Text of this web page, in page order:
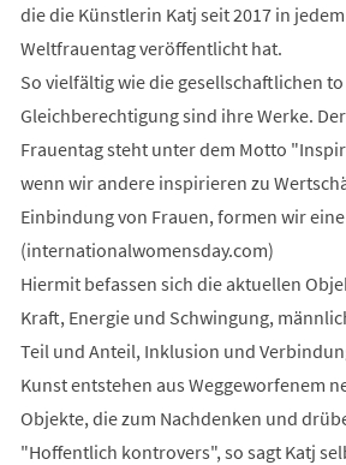
die die Künstlerin Katj seit 2017 in
Weltfrauentag veröffentlicht hat.
So vielfältig wie die gesellschaftlichen
Gleichberechtigung sind ihre Werke.
Frauentag steht unter dem Motto
wenn wir andere inspirieren zu
Einbindung von Frauen, formen wir
(internationalwomensday.com)
Hiermit befassen sich die aktuellen
Kraft, Energie und Schwingung,
Teil und Anteil, Inklusion und
Kunst entstehen aus Weggeworfenem
Objekte, die zum Nachdenken und
"Hoffentlich kontrovers", so sagt Katj